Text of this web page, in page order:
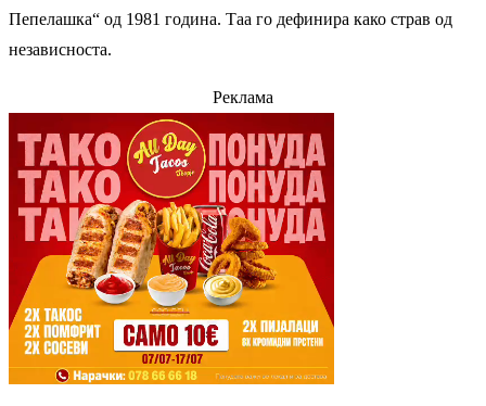
Пепелашка“ од 1981 година. Таа го дефинира како страв од
независноста.
Реклама